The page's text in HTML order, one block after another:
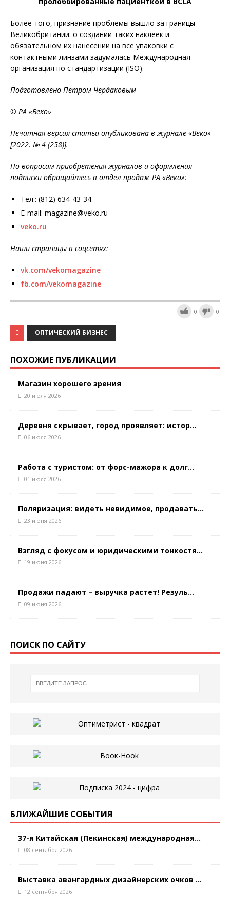
Более того, признание проблемы вышло за границы
Великобритании: о создании таких наклеек и
обязательном их нанесении на все упаковки с
контактными линзами задумалась Международная
организация по стандартизации (ISO).
Подготовлено Петром Чердаковым
© РА «Веко»
Печатная версия статьи опубликована в журнале «Веко»
[2022. № 4 (258)].
По вопросам приобретения журналов и оформления
подписки обращайтесь в отдел продаж РА «Веко»:
Тел.: (812) 634-43-34.
E-mail: magazine@veko.ru
veko.ru
Наши страницы в соцсетях:
vk.com/vekomagazine
fb.com/vekomagazine
0 0
ОПТИЧЕСКИЙ БИЗНЕС
ПОХОЖИЕ ПУБЛИКАЦИИ
Магазин хорошего зрения
20 июля 2026
Деревня скрывает, город проявляет: истор...
06 июля 2026
Работа с туристом: от форс-мажора к долг...
01 июля 2026
Поляризация: видеть невидимое, продавать...
23 июня 2026
Взгляд с фокусом и юридическими тонкостя...
19 июня 2026
Продажи падают – выручка растет! Резуль...
09 июня 2026
ПОИСК ПО САЙТУ
БЛИЖАЙШИЕ СОБЫТИЯ
37-я Китайская (Пекинская) международная...
08 сентября 2026
Выставка авангардных дизайнерских очков ...
12 сентября 2026